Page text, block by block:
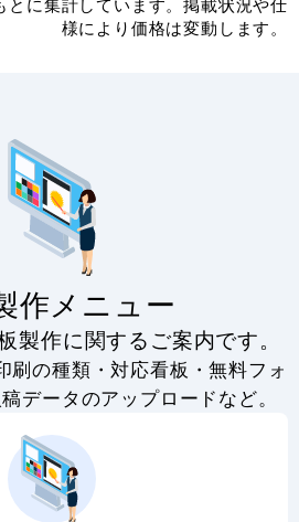
に集計しています。掲載状況や仕
様により価格は変動します。
作メニュー
製作に関するご案内です。
刷の種類・対応看板・無料フォ
データのアップロードなど。